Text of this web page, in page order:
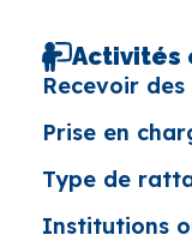
Activités
Recevoir
Prise en
Type de
Institutions